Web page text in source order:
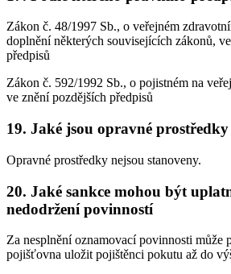
Zákon č. 48/1997 Sb., o veřejném
doplnění některých souvisejících zákonů,
předpisů
Zákon č. 592/1992 Sb., o pojistném na
ve znění pozdějších předpisů
19. Jaké jsou opravné
Opravné prostředky nejsou stanoveny.
20. Jaké sankce mohou být
nedodržení povinností
Za nesplnění oznamovací povinnosti může
pojišťovna uložit pojištěnci pokutu až do